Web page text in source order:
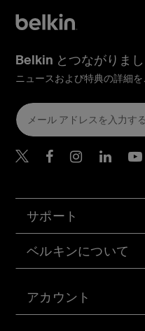
アカウント
サポート
ベルキンについて
Belkin とつながりまし
ニュースおよび特典の詳細
Belkin Twitter
BelkinBelkin